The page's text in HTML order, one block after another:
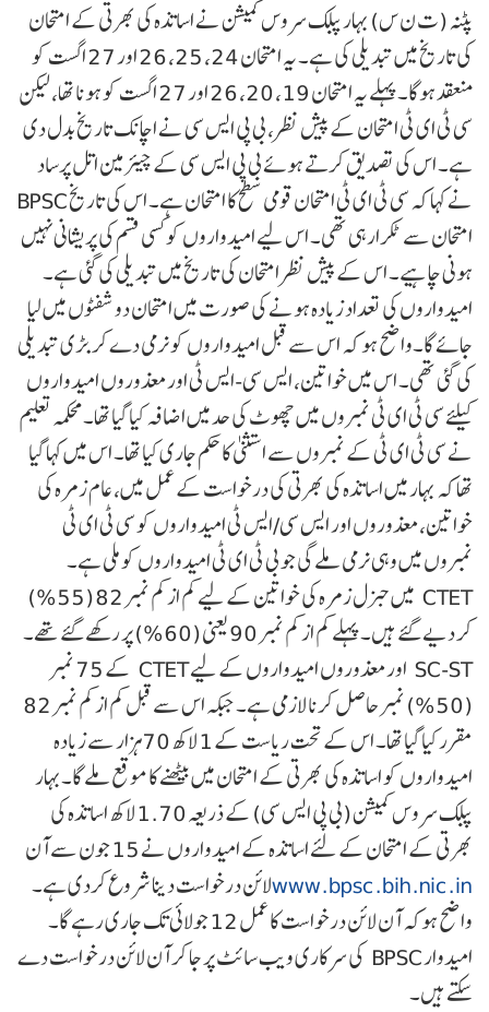
پٹنہ (ت ن س) بہار پبلک سروس کمیشن نے اساتذہ کی بھرتی کے امتحان
کی تاریخ میں تبدیلی کی ہے۔ یہ امتحان 24، 25، 26 اور 27 اگست کو
منعقد ہوگا۔ پہلے یہ امتحان 19، 20، 26 اور 27 اگست کو ہونا تھا، لیکن
سی ٹی ای ٹی امتحان کے پیش نظر، بی پی ایس سی نے اچانک تاریخ بدل دی
ہے۔ اس کی تصدیق کرتے ہوئے بی پی ایس سی کے چیئرمین اتل پرساد
نے کہا کہ سی ٹی ای ٹی امتحان قومی سطح کا امتحان ہے۔ اس کی تاریخ BPSC
امتحان سے ٹکرارہی تھی۔ اس لیے امیدواروں کو کسی قسم کی پریشانی نہیں
ہونی چاہیے۔ اس کے پیش نظر امتحان کی تاریخ میں تبدیلی کی گئی ہے۔
امیدواروں کی تعداد زیادہ ہونے کی صورت میں امتحان دو شفٹوں میں لیا
جائے گا۔واضح ہو کہ اس سے قبل امیدواروں کو نرمی دے کر بڑی تبدیلی
کی گئی تھی۔ اس میں خواتین، ایس سی-ایس ٹی اورمعذوروں امیدواروں
کیلئے سی ٹی ای ٹی نمبروں میں چھوٹ کی حد میں اضافہ کیا گیا تھا۔محکمہ تعلیم
نے سی ٹی ای ٹی کے نمبروں سے استثنیٰ کا حکم جاری کیا تھا۔ اس میں کہا گیا
تھا کہ بہار میں اساتذہ کی بھرتی کی درخواست کے عمل میں، عام زمرہ کی
خواتین،معذوروں اور ایس سی/ایس ٹی امیدواروں کو سی ٹی ای ٹی
نمبروں میں وہی نرمی ملے گی جو بی ٹی ای ٹی امیدواروں کو ملی ہے۔
CTET میں جنرل زمرہ کی خواتین کے لیے کم از کم نمبر 82 (55%)
کر دیے گئے ہیں۔ پہلے کم از کم نمبر 90 یعنی (60%) پر رکھے گئے تھے۔
SC-ST اورمعذوروں امیدواروں کے لیے CTET کے 75 نمبر
(50%) نمبر حاصل کرنا لازمی ہے۔ جبکہ اس سے قبل کم از کم نمبر 82
مقرر کیا گیا تھا۔ اس کے تحت ریاست کے 1 لاکھ 70ہزار سے زیادہ
امیدواروں کو اساتذہ کی بھرتی کے امتحان میں بیٹھنے کا موقع ملے گا۔بہار
پبلک سروس کمیشن (بی پی ایس سی) کے ذریعہ 1.70 لاکھ اساتذہ کی
بھرتی کے امتحان کے لئے اساتذہ کے امیدواروں نے 15 جون سے آن
www.bpsc.bih.nic.inلائن درخواست دینا شروع کردی ہے۔
واضح ہوکہ آن لائن درخواست کا عمل 12 جولائی تک جاری رہے گا۔
امیدوار BPSC کی سرکاری ویب سائٹ پر جا کر آن لائن درخواست دے
سکتے ہیں۔